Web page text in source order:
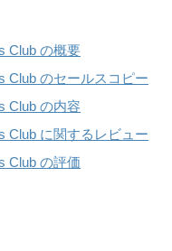
Club の概要
Club のセールスコピー
Club の内容
Club に関するレビュー
Club の評価